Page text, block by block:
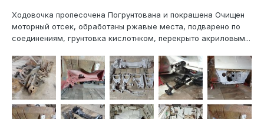
Ходовочка пропесочена Погрунтована и покрашена Очищен
моторный отсек, обработаны ржавые места, подварено по
соединениям, грунтовка кислотнком, перекрыто акриловым...